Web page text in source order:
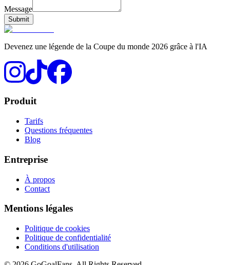
Message
Submit
Devenez une légende de la Coupe du monde 2026 grâce à l'IA
Produit
Tarifs
Questions fréquentes
Blog
Entreprise
À propos
Contact
Mentions légales
Politique de cookies
Politique de confidentialité
Conditions d'utilisation